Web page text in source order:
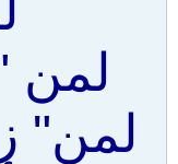
لمن
لمن"